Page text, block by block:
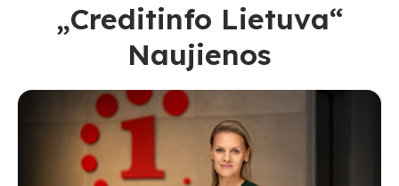
„Creditinfo Lietuva“
Naujienos